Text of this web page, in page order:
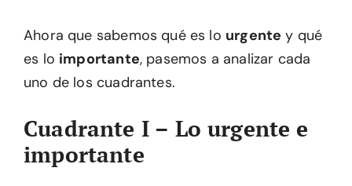
Ahora que sabemos qué es lo urgente y qué
es lo importante, pasemos a analizar cada
uno de los cuadrantes.
Cuadrante I – Lo urgente e
importante